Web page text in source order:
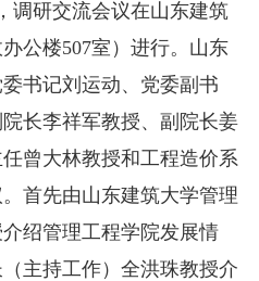
研交流会议在山东建筑
公楼507室）进行。山东
书记刘运动、党委副书
长李祥军教授、副院长姜
曾大林教授和工程造价系
首先由山东建筑大学管理
绍管理工程学院发展情
主持工作）全洪珠教授介